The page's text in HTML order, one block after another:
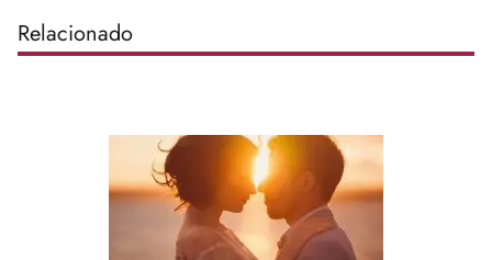
Relacionado